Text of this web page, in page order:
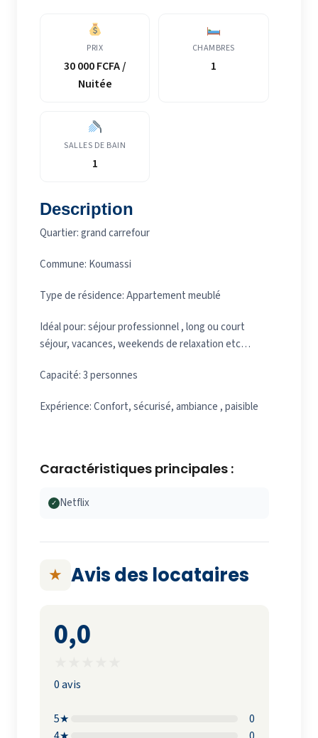
PRIX
30 000 FCFA /
Nuitée
CHAMBRES
1
SALLES DE BAIN
1
Description
Quartier: grand carrefour
Commune: Koumassi
Type de résidence: Appartement meublé
Idéal pour: séjour professionnel , long ou court
séjour, vacances, weekends de relaxation etc…
Capacité: 3 personnes
Expérience: Confort, sécurisé, ambiance , paisible
Caractéristiques principales :
✓ Netflix
★ Avis des locataires
0,0
0 avis
5★
0